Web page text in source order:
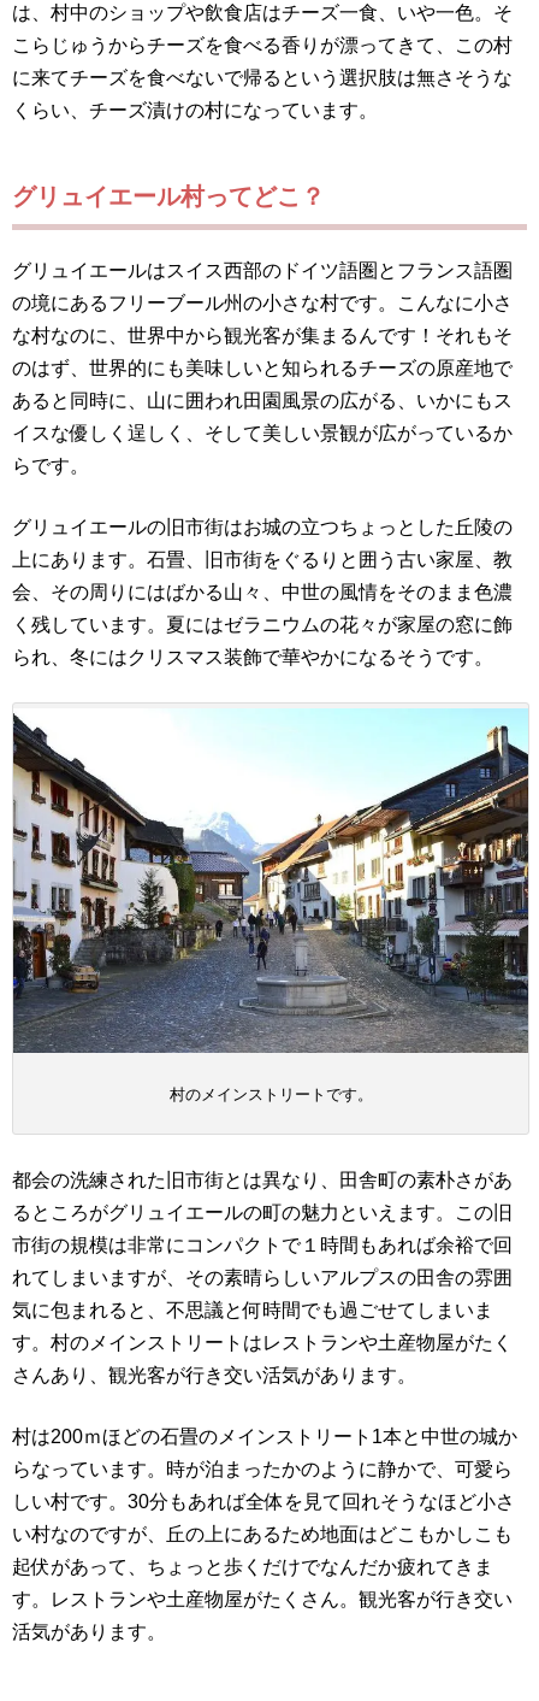
は、村中のショップや飲食店はチーズ一食、いや一色。そ
こらじゅうからチーズを食べる香りが漂ってきて、この村
に来てチーズを食べないで帰るという選択肢は無さそうな
くらい、チーズ漬けの村になっています。
グリュイエール村ってどこ？
グリュイエールはスイス西部のドイツ語圏とフランス語圏
の境にあるフリーブール州の小さな村です。こんなに小さ
な村なのに、世界中から観光客が集まるんです！それもそ
のはず、世界的にも美味しいと知られるチーズの原産地で
あると同時に、山に囲われ田園風景の広がる、いかにもス
イスな優しく逞しく、そして美しい景観が広がっているか
らです。
グリュイエールの旧市街はお城の立つちょっとした丘陵の
上にあります。石畳、旧市街をぐるりと囲う古い家屋、教
会、その周りにはばかる山々、中世の風情をそのまま色濃
く残しています。夏にはゼラニウムの花々が家屋の窓に飾
られ、冬にはクリスマス装飾で華やかになるそうです。
村のメインストリートです。
都会の洗練された旧市街とは異なり、田舎町の素朴さがあ
るところがグリュイエールの町の魅力といえます。この旧
市街の規模は非常にコンパクトで１時間もあれば余裕で回
れてしまいますが、その素晴らしいアルプスの田舎の雰囲
気に包まれると、不思議と何時間でも過ごせてしまいま
す。村のメインストリートはレストランや土産物屋がたく
さんあり、観光客が行き交い活気があります。
村は200ｍほどの石畳のメインストリート1本と中世の城か
らなっています。時が泊まったかのように静かで、可愛ら
しい村です。30分もあれば全体を見て回れそうなほど小さ
い村なのですが、丘の上にあるため地面はどこもかしこも
起伏があって、ちょっと歩くだけでなんだか疲れてきま
す。レストランや土産物屋がたくさん。観光客が行き交い
活気があります。